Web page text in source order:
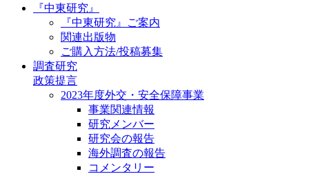
『中東研究』
『中東研究』ご案内
関連出版物
ご購入方法/投稿募集
調査研究
政策提言
2023年度外交・安全保障事業
事業関連情報
研究メンバー
研究会の報告
海外調査の報告
コメンタリー